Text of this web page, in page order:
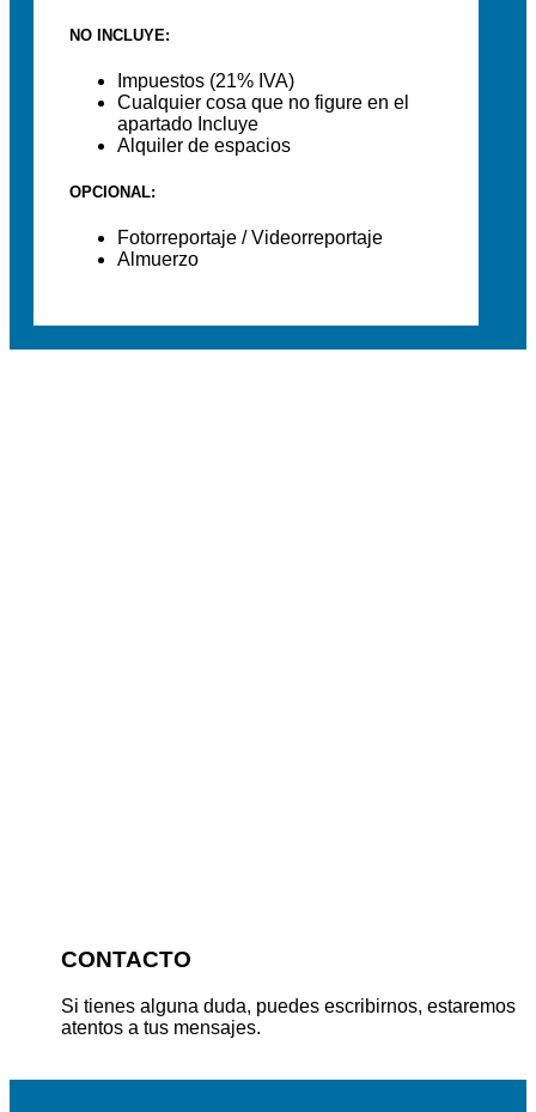
NO INCLUYE:
Impuestos (21% IVA)
Cualquier cosa que no figure en el
apartado Incluye
Alquiler de espacios
OPCIONAL:
Fotorreportaje / Videorreportaje
Almuerzo
CONTACTO
Si tienes alguna duda, puedes escribirnos, estaremos
atentos a tus mensajes.